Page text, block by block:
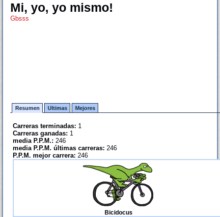
Mi, yo, yo mismo!
Gbsss
Resumen Ultimas Mejores
Carreras terminadas: 1
Carreras ganadas: 1
media P.P.M.: 246
media P.P.M. últimas carreras: 246
P.P.M. mejor carrera: 246
Bicidocus